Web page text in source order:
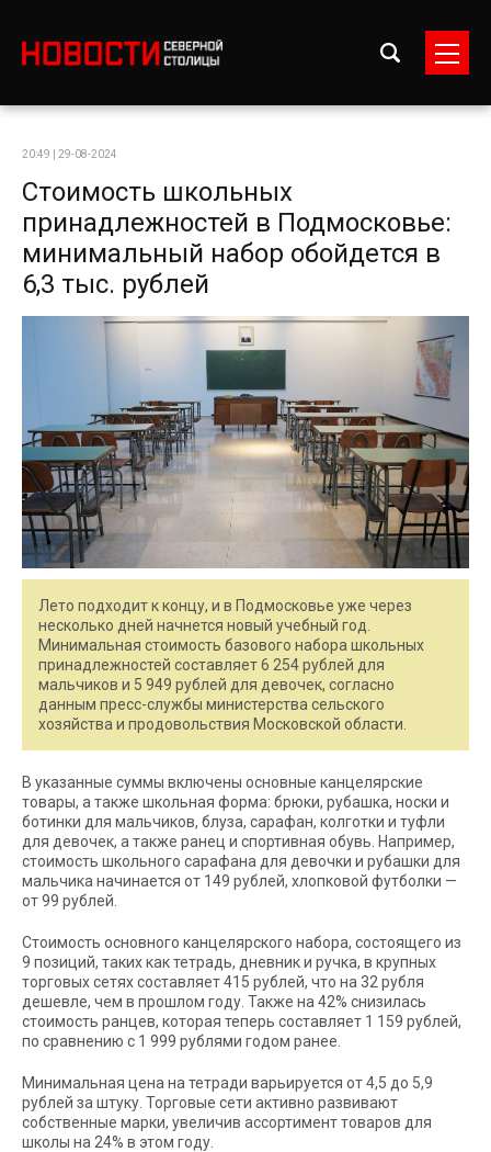
20:49 | 29-08-2024
Стоимость школьных
принадлежностей в Подмосковье:
минимальный набор обойдется в
6,3 тыс. рублей
Лето подходит к концу, и в Подмосковье уже через
несколько дней начнется новый учебный год.
Минимальная стоимость базового набора школьных
принадлежностей составляет 6 254 рублей для
мальчиков и 5 949 рублей для девочек, согласно
данным пресс-службы министерства сельского
хозяйства и продовольствия Московской области.
В указанные суммы включены основные канцелярские
товары, а также школьная форма: брюки, рубашка, носки и
ботинки для мальчиков, блуза, сарафан, колготки и туфли
для девочек, а также ранец и спортивная обувь. Например,
стоимость школьного сарафана для девочки и рубашки для
мальчика начинается от 149 рублей, хлопковой футболки —
от 99 рублей.
Стоимость основного канцелярского набора, состоящего из
9 позиций, таких как тетрадь, дневник и ручка, в крупных
торговых сетях составляет 415 рублей, что на 32 рубля
дешевле, чем в прошлом году. Также на 42% снизилась
стоимость ранцев, которая теперь составляет 1 159 рублей,
по сравнению с 1 999 рублями годом ранее.
Минимальная цена на тетради варьируется от 4,5 до 5,9
рублей за штуку. Торговые сети активно развивают
собственные марки, увеличив ассортимент товаров для
школы на 24% в этом году.